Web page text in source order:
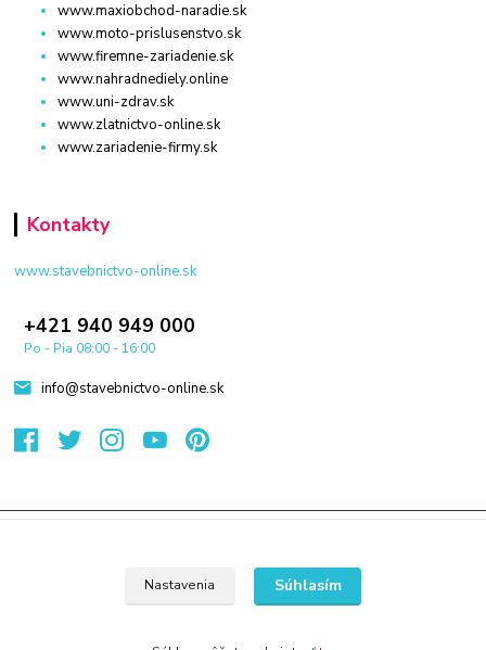
www.maxiobchod-naradie.sk
www.moto-prislusenstvo.sk
www.firemne-zariadenie.sk
www.nahradnediely.online
www.uni-zdrav.sk
www.zlatnictvo-online.sk
www.zariadenie-firmy.sk
Kontakty
www.stavebnictvo-online.sk
+421 940 949 000
Po - Pia 08:00 - 16:00
info@stavebnictvo-online.sk
Eshop-rychlo.sk
Nastavenia
Súhlasím